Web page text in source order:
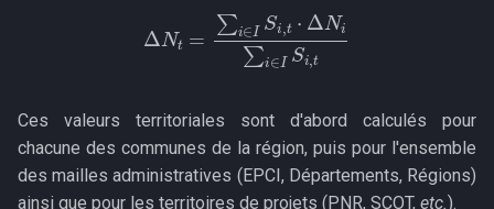
∈IS t⋅Δ Ni∑i∈
S
Ces valeurs territoriales sont d'abord calculés pour
chacune des communes de la région, puis pour l'ensemble
des mailles administratives (EPCI, Départements, Régions)
ainsi que pour les territoires de projets (PNR, SCOT, etc.).